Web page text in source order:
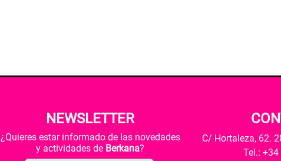
NEWSLETTER
¿Quieres estar informado de las novedades
y actividades de Berkana?
C/ Hortaleza, 62.
Tel.: